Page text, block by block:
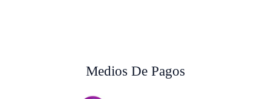
Medios De Pagos